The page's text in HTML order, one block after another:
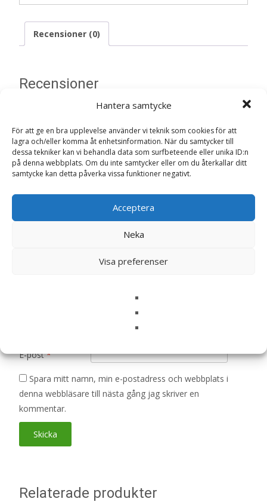
Hantera samtycke
För att ge en bra upplevelse använder vi teknik som cookies för att
lagra och/eller komma åt enhetsinformation. När du samtycker till
dessa tekniker kan vi behandla data som surfbeteende eller unika ID:n
på denna webbplats. Om du inte samtycker eller om du återkallar ditt
samtycke kan detta påverka vissa funktioner negativt.
Acceptera
Neka
Visa preferenser
Recensioner (0)
Recensioner
Bli först med att recensera ”Grönkål
‘Scarlet’ frö – Fröer”
Din e-postadress kommer inte publiceras. Obligatoriska fält
E-post*
Spara mitt namn, min e-postadress och webbplats i
denna webbläsare till nästa gång jag skriver en
kommentar.
Relaterade produkter